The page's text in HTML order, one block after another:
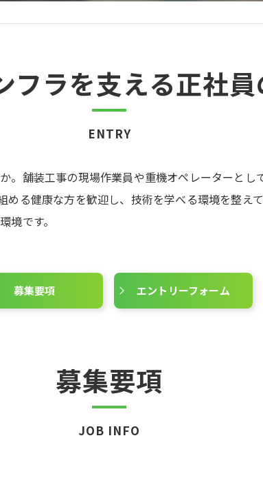
フラを支える正社
ENTRY
。舗装工事の現場作業員や重機オペレーターと
る健康な方を歓迎し、技術を学べる環境を整え
境です。
募集要項 エントリーフォーム
募集要項
JOB INFO